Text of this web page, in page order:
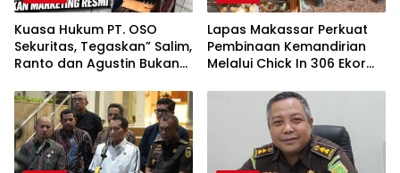
Kuasa Hukum PT. OSO
Sekuritas, Tegaskan” Salim,
Ranto dan Agustin Bukan
Lapas Makassar Perkuat
Pembinaan Kemandirian
Melalui Chick In 306 Ekor